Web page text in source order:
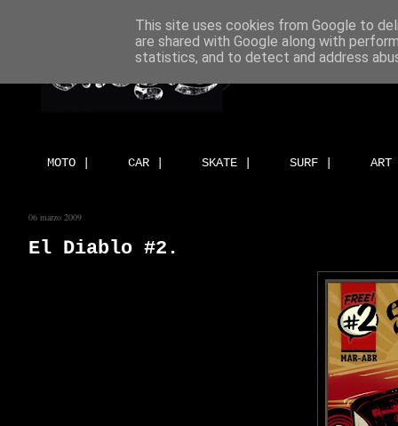
MOTO | CAR | SKATE | SURF |
06 marzo 2009
El Diablo #2.
This site uses cookies from Google to
are shared with Google along with
statistics, and to detect and address